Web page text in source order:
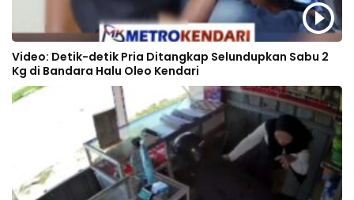
Video: Detik-detik Pria Ditangkap Selundupkan Sabu 2
Kg di Bandara Halu Oleo Kendari